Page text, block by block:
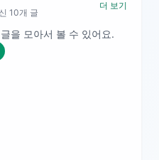
10개 글
더 보기
을 모아서 볼 수 있어요.